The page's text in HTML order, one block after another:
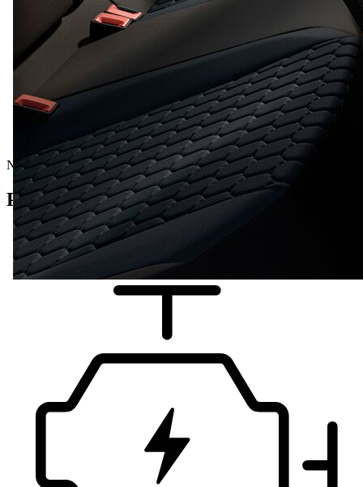
Nový vůz
Podrobnosti o vozidle